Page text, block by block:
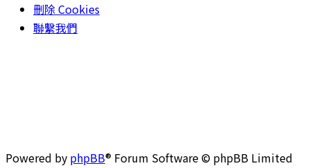
刪除 Cookies
聯繫我們
Powered by phpBB® Forum Software © phpBB Limited